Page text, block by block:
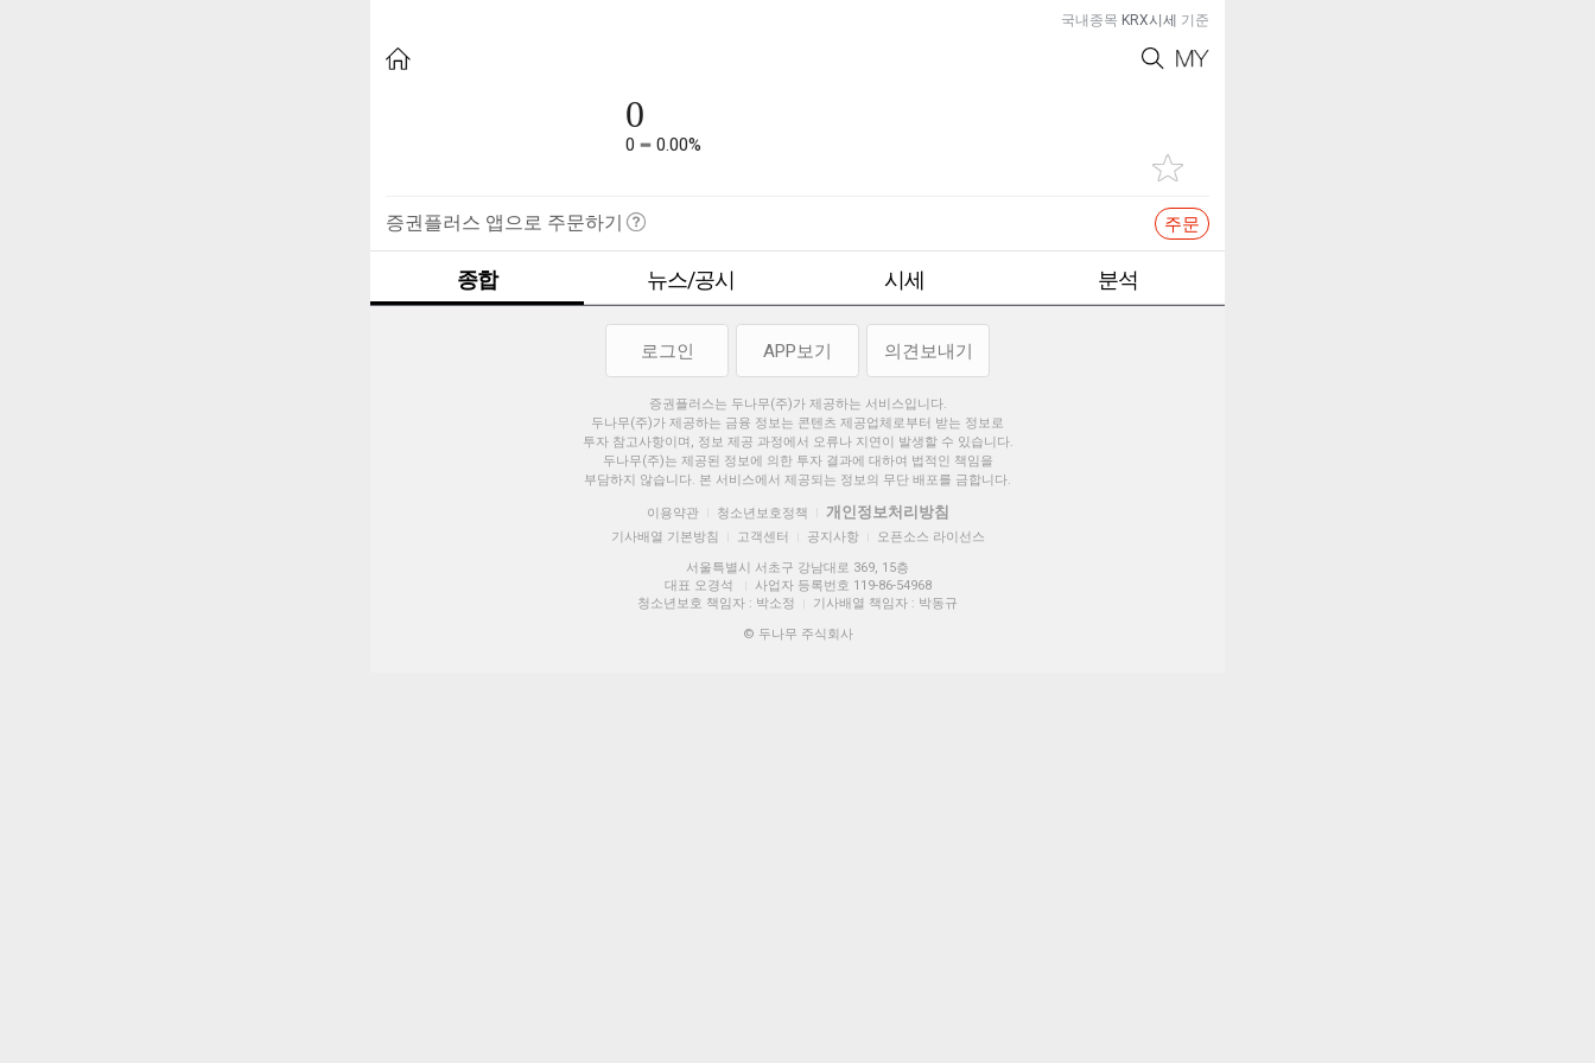
국내종목 KRX시세 기준
0
0 0.00%
증권플러스 앱으로 주문하기 주문
종합 뉴스/공시 시세 분석
로그인 APP보기 의견보내기
증권플러스는 두나무(주)가 제공하는 서비스입니다.
두나무(주)가 제공하는 금융 정보는 콘텐츠 제공업체로부터 받는 정보로
투자 참고사항이며, 정보 제공 과정에서 오류나 지연이 발생할 수 있습니다.
두나무(주)는 제공된 정보에 의한 투자 결과에 대하여 법적인 책임을
부담하지 않습니다. 본 서비스에서 제공되는 정보의 무단 배포를 금합니다.
이용약관 청소년보호정책 개인정보처리방침
기사배열 기본방침 고객센터 공지사항
오픈소스 라이선스
서울특별시 서초구 강남대로 369, 15층
대표 오경석
사업자 등록번호 119-86-54968
청소년보호 책임자 : 박소정
기사배열 책임자 : 박동규
© 두나무 주식회사